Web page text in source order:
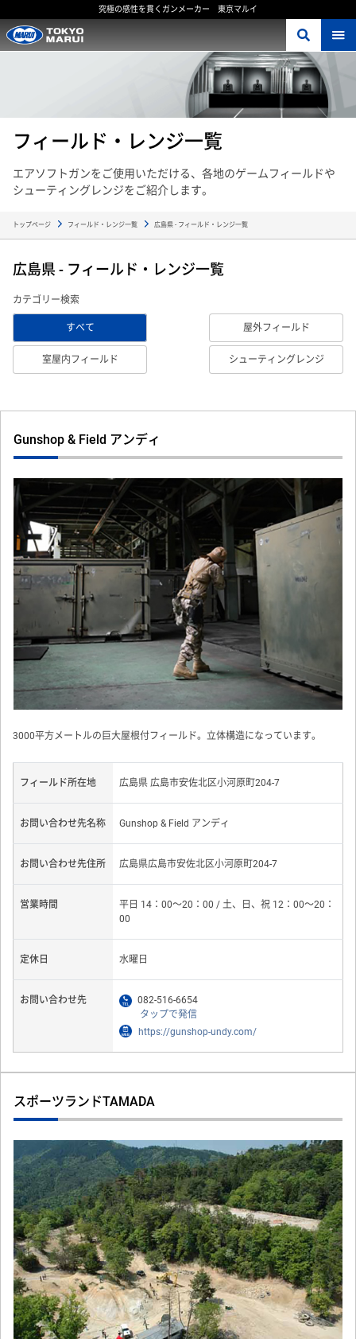
究極の感性を貫くガンメーカー 東京マルイ
フィールド・レンジ一覧
エアソフトガンをご使用いただける、各地のゲームフィールドや
シューティングレンジをご紹介します。
トップページ フィールド・レンジ一覧 広島県 - フィールド・レンジ一覧
広島県 - フィールド・レンジ一覧
カテゴリー検索
すべて 屋外フィールド
室屋内フィールド シューティングレンジ
Gunshop & Field アンディ
Previous
3000平方メートルの巨大屋根付フィールド。立体構造になっています。
フィールド所在地 広島県 広島市安佐北区小河原町204-7
お問い合わせ先名称 Gunshop & Field アンディ
お問い合わせ先住所 広島県広島市安佐北区小河原町204-7
営業時間
平日 14：00〜20：00 / 土、日、祝 12：00〜20：
00
定休日 水曜日
お問い合わせ先
082-516-6654
タップで発信
https://gunshop-undy.com/
スポーツランドTAMADA
Previous Next